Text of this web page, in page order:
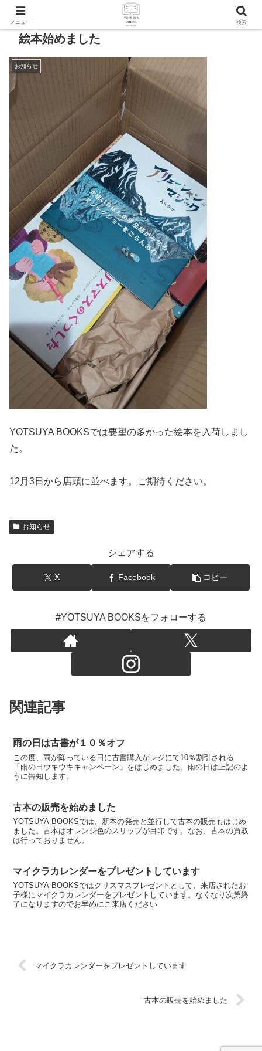
絵本始めました
お知らせ
YOTSUYA BOOKSでは要望の多かった絵本を入荷しまし
た。
12月3日から店頭に並べます。ご期待ください。
お知らせ
シェアする
X Facebook コピー
#YOTSUYA BOOKSをフォローする
関連記事
雨の日は古書が１０％オフ
この度、雨が降っている日に古書購入がレジにて10％割引される
「雨の日ウキウキキャンペーン」をはじめました。雨の日は上記のよ
うに告知します。
古本の販売を始めました
YOTSUYA BOOKSでは、新本の発売と並行して古本の販売もはじめ
ました。古本はオレンジ色のスリップが目印です。なお、古本の買取
は行っておりません。
マイクラカレンダーをプレゼントしています
YOTSUYA BOOKSではクリスマスプレゼントとして、来店されたお
子様にマイクラカレンダーをプレゼントしています。なくなり次第終
了になりますのでお早めにご来店ください
マイクラカレンダーをプレゼントしています
古本の販売を始めました
メニュー 検索